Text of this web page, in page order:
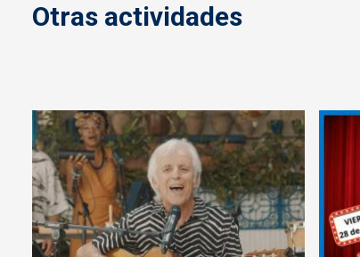
Otras actividades